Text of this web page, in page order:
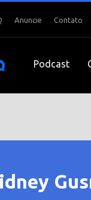
Anuncie Contato
Podcast